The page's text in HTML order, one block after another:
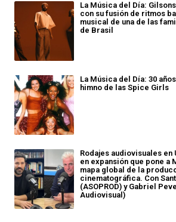
La Música del Día:
con su fusión de ritmos
musical de una de las
de Brasil
La Música del Día: 30
himno de las Spice Girls
Rodajes audiovisuales en
en expansión que pone a
mapa global de la
cinematográfica. Con
(ASOPROD) y Gabriel
Audiovisual)